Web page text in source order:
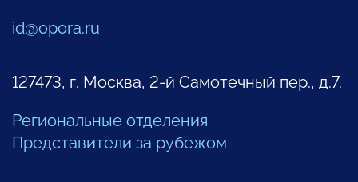
id@opora.ru
127473, г. Москва, 2-й Самотечный пер., д.7.
Региональные отделения
Представители за рубежом